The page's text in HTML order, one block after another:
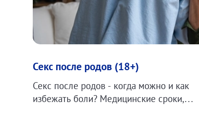
Секс после родов (18+)
Секс после родов - когда можно и как
избежать боли? Медицинские сроки,